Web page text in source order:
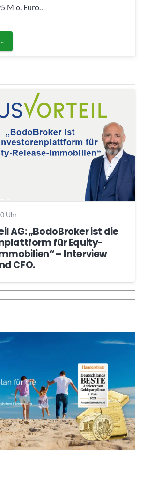
Mio. Euro…
Uhr
AG: „BodoBroker ist die
für Equity-
– Interview
CFO.